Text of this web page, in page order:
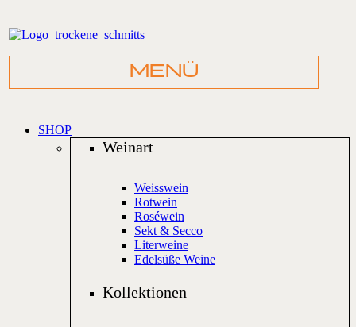
SHOP
Weinart
Weisswein
Rotwein
Roséwein
Sekt & Secco
Literweine
Edelsüße Weine
Kollektionen